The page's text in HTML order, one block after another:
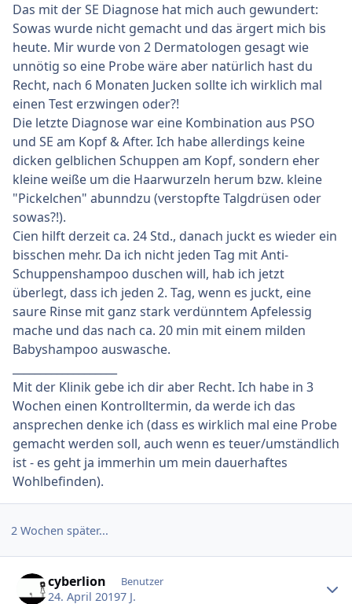
Das mit der SE Diagnose hat mich auch gewundert:
Sowas wurde nicht gemacht und das ärgert mich bis
heute. Mir wurde von 2 Dermatologen gesagt wie
unnötig so eine Probe wäre aber natürlich hast du
Recht, nach 6 Monaten Jucken sollte ich wirklich mal
einen Test erzwingen oder?!
Die letzte Diagnose war eine Kombination aus PSO
und SE am Kopf & After. Ich habe allerdings keine
dicken gelblichen Schuppen am Kopf, sondern eher
kleine weiße um die Haarwurzeln herum bzw. kleine
"Pickelchen" abunndzu (verstopfte Talgdrüsen oder
sowas?!).
Cien hilft derzeit ca. 24 Std., danach juckt es wieder ein
bisschen mehr. Da ich nicht jeden Tag mit Anti-
Schuppenshampoo duschen will, hab ich jetzt
überlegt, dass ich jeden 2. Tag, wenn es juckt, eine
saure Rinse mit ganz stark verdünntem Apfelessig
mache und das nach ca. 20 min mit einem milden
Babyshampoo auswasche.
Mit der Klinik gebe ich dir aber Recht. Ich habe in 3
Wochen einen Kontrolltermin, da werde ich das
ansprechen denke ich (dass es wirklich mal eine Probe
gemacht werden soll, auch wenn es teuer/umständlich
ist - es geht ja immerhin um mein dauerhaftes
Wohlbefinden).
2 Wochen später...
cyberlion Benutzer
24. April 20197 J.